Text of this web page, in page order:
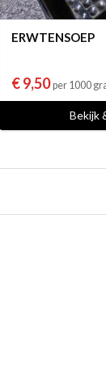
ERWTENSOEP
€ 9,50per 1000
Bekijk